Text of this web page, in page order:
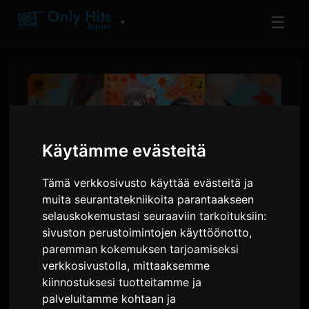
Käytämme evästeitä
Tämä verkkosivusto käyttää evästeitä ja
muita seurantatekniikoita parantaakseen
selauskokemustasi seuraaviin tarkoituksiin:
sivuston perustoimintojen käyttöönotto,
paremman kokemuksen tarjoamiseksi
verkkosivustolla, mittaaksemme
kiinnostuksesi tuotteitamme ja
palveluitamme kohtaan ja
▼ ☰
ClariS julkaisee uuden
singlen 'Hitokoto' animeen
'Oni no Hanayome'